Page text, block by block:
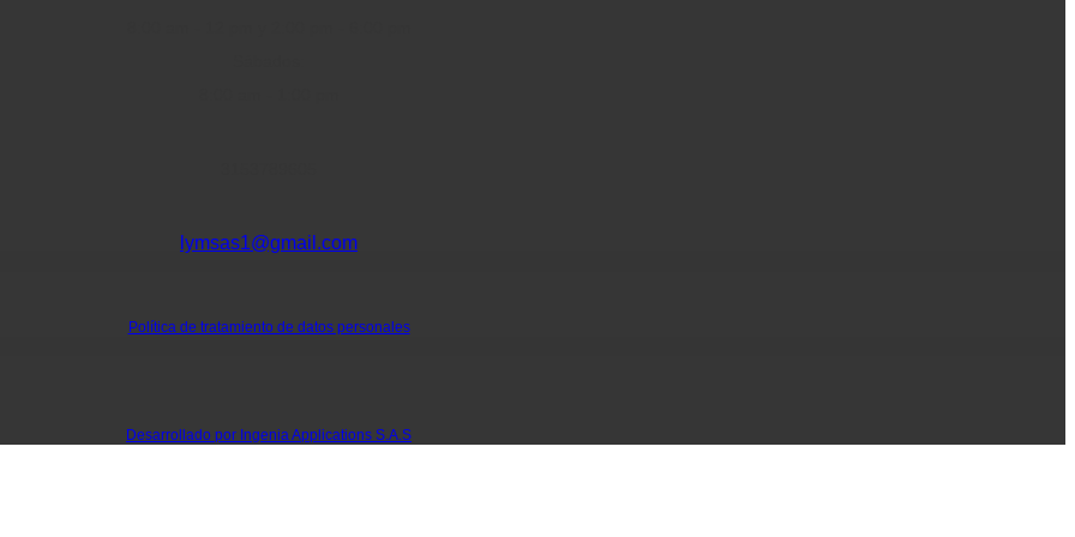
lymsas1@gmail.com
Política de tratamiento de datos personales
Desarrollado por Ingenia Applications S.A.S